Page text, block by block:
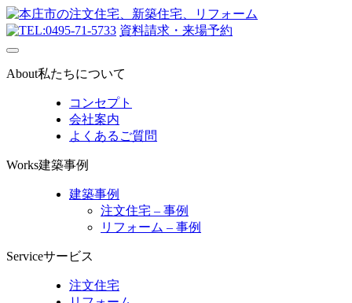
0495-71-5733 資料請求・来場予約
About私たちについて
コンセプト
会社案内
よくあるご質問
Works建築事例
建築事例
注文住宅 – 事例
リフォーム – 事例
Serviceサービス
注文住宅